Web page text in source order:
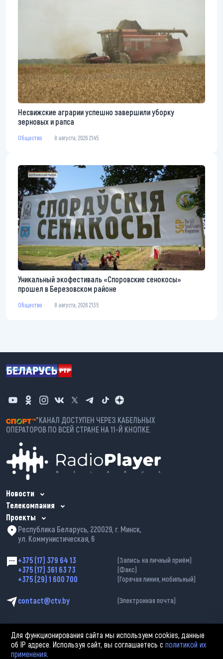
Несвижские аграрии успешно завершили уборку
зерновых и рапса
Общество 8 августа, 2026 21:45
Уникальный экофестиваль «Споровские сенокосы»
прошел в Березовском районе
Общество 8 августа, 2026 21:35
*КАНАЛ ДОСТУПЕН ЧЕРЕЗ КАБЕЛЬНЫХ
ОПЕРАТОРОВ ПО ВСЕЙ СТРАНЕ НА 11-Й КНОПКЕ.
Новости
Телекомпания
Проекты
Республика Беларусь, 220029, г. Минск,
ул. Коммунистическая, 6
+375 (17) 379 64 13 (Запись на личный приём)
+375 (17) 361 63 73 (Факс)
+375 (29) 1 600 700 (Горячая линия, мобильный)
contact@ctv.by (Электронная почта)
Для функционирования сайта мы используем cookies, данные
об IP адресе. Используя сайт, вы соглашаетесь сполитикой их
применения.